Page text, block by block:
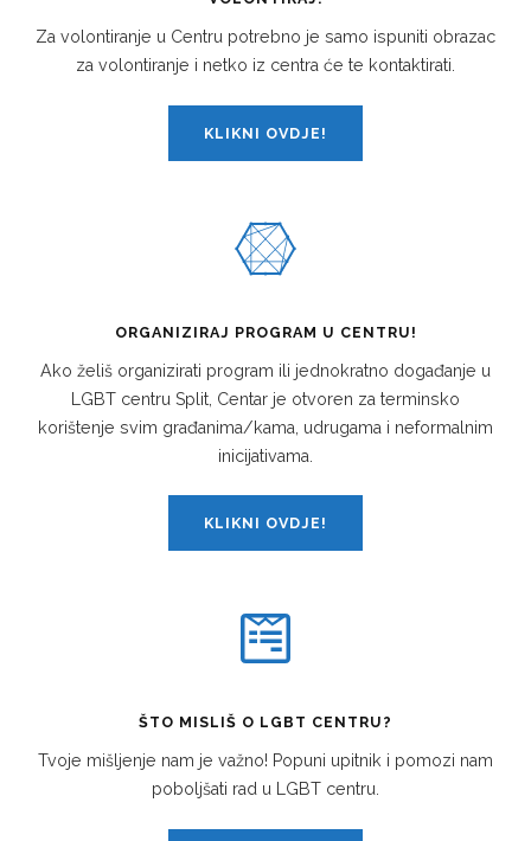
Za volontiranje u Centru potrebno je samo ispuniti obrazac
za volontiranje i netko iz centra će te kontaktirati.
KLIKNI OVDJE!
ORGANIZIRAJ PROGRAM U CENTRU!
Ako želiš organizirati program ili jednokratno događanje u
LGBT centru Split, Centar je otvoren za terminsko
korištenje svim građanima/kama, udrugama i neformalnim
inicijativama.
KLIKNI OVDJE!
ŠTO MISLIŠ O LGBT CENTRU?
Tvoje mišljenje nam je važno! Popuni upitnik i pomozi nam
poboljšati rad u LGBT centru.